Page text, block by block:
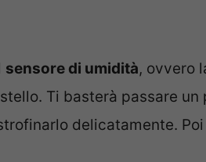
sensore di umidità, ovvero
Ti basterà passare
delicatamente.